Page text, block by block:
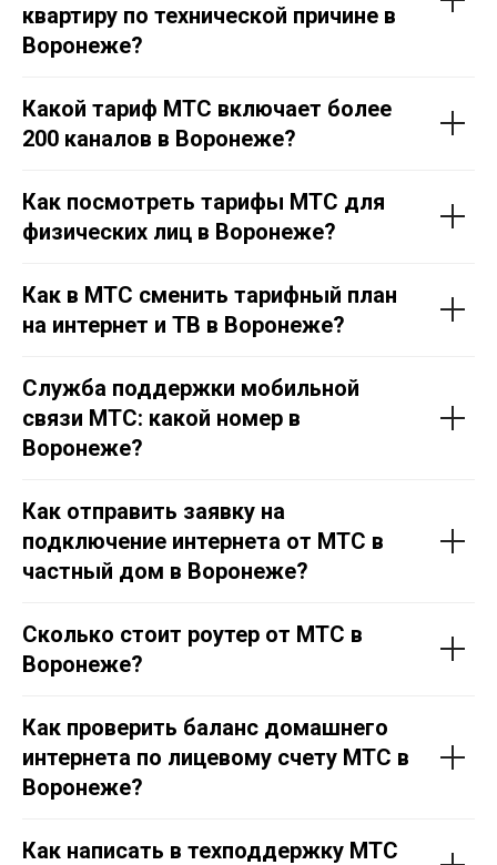
квартиру по технической причине в
Воронеже?
Какой тариф МТС включает более
200 каналов в Воронеже?
Как посмотреть тарифы МТС для
физических лиц в Воронеже?
Как в МТС сменить тарифный план
на интернет и ТВ в Воронеже?
Служба поддержки мобильной
связи МТС: какой номер в
Воронеже?
Как отправить заявку на
подключение интернета от МТС в
частный дом в Воронеже?
Сколько стоит роутер от МТС в
Воронеже?
Как проверить баланс домашнего
интернета по лицевому счету МТС в
Воронеже?
Как написать в техподдержку МТС